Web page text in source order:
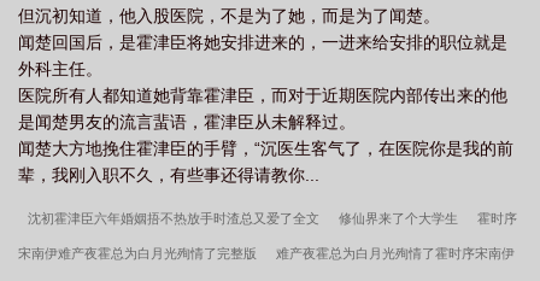
但沉初知道，他入股医院，不是为了她，而是为了闻楚。
闻楚回国后，是霍津臣将她安排进来的，一进来给安排的职位就是
外科主任。
医院所有人都知道她背靠霍津臣，而对于近期医院内部传出来的他
是闻楚男友的流言蜚语，霍津臣从未解释过。
闻楚大方地挽住霍津臣的手臂，“沉医生客气了，在医院你是我的前
辈，我刚入职不久，有些事还得请教你...
沈初霍津臣六年婚姻捂不热放手时渣总又爱了全文 修仙界来了个大学生 霍时序
宋南伊难产夜霍总为白月光殉情了完整版 难产夜霍总为白月光殉情了霍时序宋南伊